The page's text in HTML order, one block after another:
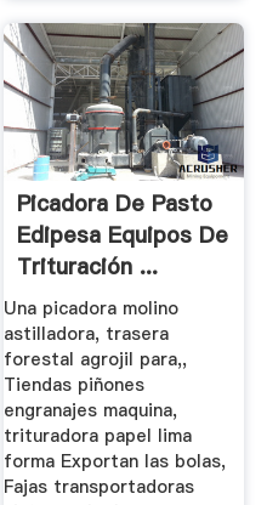
Picadora De Pasto
Edipesa Equipos De
Trituración ...
Una picadora molino
astilladora, trasera
forestal agrojil para,,
Tiendas piñones
engranajes maquina,
trituradora papel lima
forma Exportan las bolas,
Fajas transportadoras